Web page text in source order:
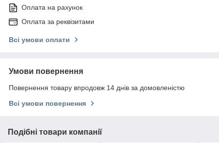
Оплата на рахунок
Оплата за реквізитами
Всі умови оплати
Умови повернення
Повернення товару впродовж 14 днів за домовленістю
Всі умови повернення
Подібні товари компанії